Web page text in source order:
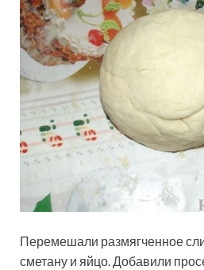
Перемешали размягченное
сметану и яйцо. Добавили